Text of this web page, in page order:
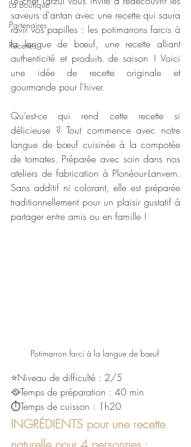
La Boutique
Partenaires
Recettes
saveurs d'antan avec une recette qui saura
ravir vos papilles : les potimarrons farcis à
la langue de bœuf, une recette alliant
authenticité et produits de saison ! Voici
une idée de recette originale et
gourmande pour l'hiver.
Qu’est-ce qui rend cette recette si
délicieuse ? Tout commence avec notre
langue de bœuf cuisinée à la compotée
de tomates. Préparée avec soin dans nos
ateliers de fabrication à Plonéour-Lanvern.
Sans additif ni colorant, elle est préparée
traditionnellement pour un plaisir gustatif à
partager entre amis ou en famille !
Potimarron farci à la langue de bœuf
⭐Niveau de difficulté : 2/5
🥘Temps de préparation : 40 min
⏱Temps de cuisson : 1h20
INGRÉDIENTS pour une recette